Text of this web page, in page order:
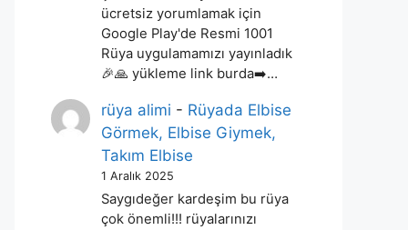
ücretsiz yorumlamak için
Google Play'de Resmi 1001
Rüya uygulamamızı yayınladık
🎉🙏 yükleme link burda➡️…
rüya alimi - Rüyada Elbise
Görmek, Elbise Giymek,
Takım Elbise
1 Aralık 2025
Saygıdeğer kardeşim bu rüya
çok önemli!!! rüyalarınızı